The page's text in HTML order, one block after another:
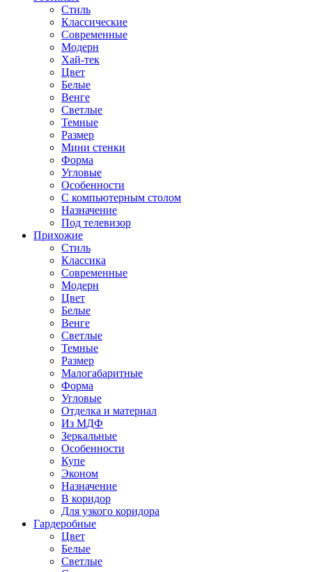
Стиль
Классические
Современные
Модерн
Хай-тек
Цвет
Белые
Венге
Светлые
Темные
Размер
Мини стенки
Форма
Угловые
Особенности
С компьютерным столом
Назначение
Под телевизор
Прихожие
Стиль
Классика
Современные
Модерн
Цвет
Белые
Венге
Светлые
Темные
Размер
Малогабаритные
Форма
Угловые
Отделка и материал
Из МДФ
Зеркальные
Особенности
Купе
Эконом
Назначение
В коридор
Для узкого коридора
Гардеробные
Цвет
Белые
Светлые